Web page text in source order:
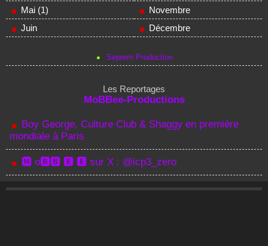
Mai (1)
Juin
Novembre
Décembre
Seprem Production
Les Reportages
MoBBee-Productions
Boy George, Culture Club & Shaggy en première
mondiale à Paris
🅼 o🅱🅱 🅴 🅴 sur X : @icp3_zero